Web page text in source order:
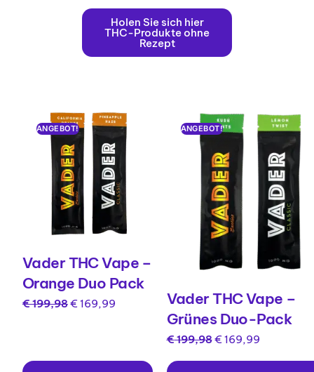
Holen Sie sich hier
THC-Produkte ohne
Rezept
ANGEBOT!
Vader THC Vape –
Orange Duo Pack
€199,98€ 169,99
ANGEBOT!
Vader THC Vape –
Grünes Duo-Pack
€199,98€ 169,99